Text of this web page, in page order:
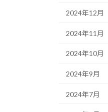
2024年12月
2024年11月
2024年10月
2024年9月
2024年7月